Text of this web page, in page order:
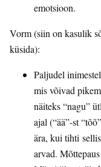
emotsioon.
Vorm (siin on kasulik
küsida):
Paljudel
mis võivad
näiteks “nagu”
ajal (“ää”-st
ära, kui tihti
arvad.